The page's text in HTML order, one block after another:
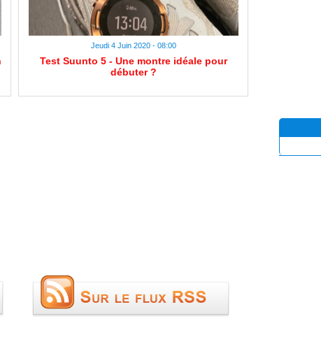
Jeudi 4 Juin 2020 - 08:00
Test Suunto 5 - Une montre idéale pour
débuter ?